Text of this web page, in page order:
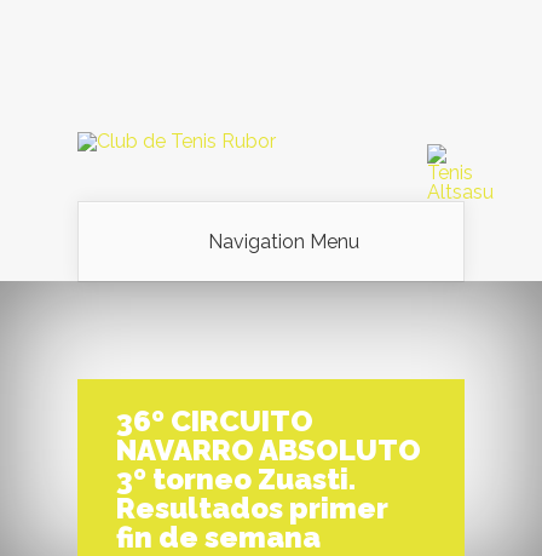
Navigation Menu
36º CIRCUITO
NAVARRO ABSOLUTO
3º torneo Zuasti.
Resultados primer
fin de semana